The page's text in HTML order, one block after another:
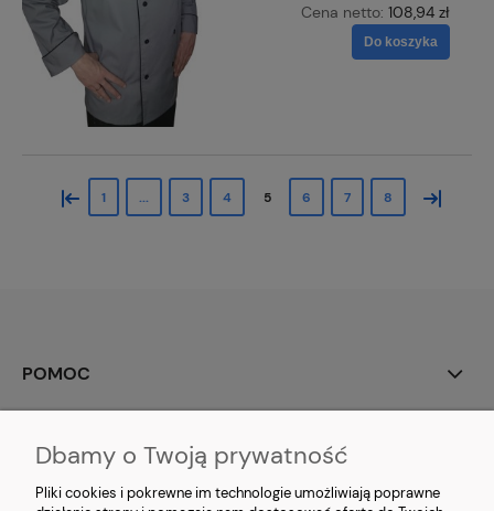
Cena netto: 108,94 zł
Do koszyka
« 1 ... 3 4 5 6 7 8 »
POMOC
O FIRMIE
Dbamy o Twoją prywatność
Pliki cookies i pokrewne im technologie umożliwiają poprawne